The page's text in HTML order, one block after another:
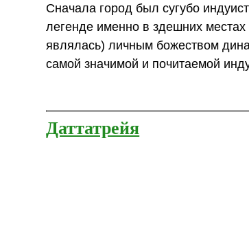
Сначала город был сугубо
легенде именно в здешних
являлась) личным божеством
самой значимой и почитаемой
Даттатрейя